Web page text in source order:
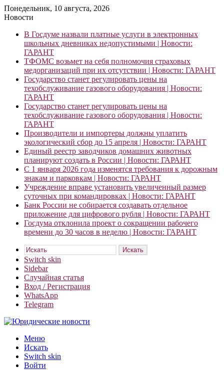
Понедельник, 10 августа, 2026
Новости
В Госдуме назвали платные услуги в электронных
школьных дневниках недопустимыми | Новости:
ГАРАНТ
ТФОМС возьмет на себя полномочия страховых
медорганизаций при их отсутствии | Новости: ГАРАНТ
Государство станет регулировать цены на
техобслуживание газового оборудования | Новости:
ГАРАНТ
Государство станет регулировать цены на
техобслуживание газового оборудования | Новости:
ГАРАНТ
Производители и импортеры должны уплатить
экологический сбор до 15 апреля | Новости: ГАРАНТ
Единый реестр заводчиков домашних животных
планируют создать в России | Новости: ГАРАНТ
С 1 января 2026 года изменятся требования к дорожным
знакам и парковкам | Новости: ГАРАНТ
Учреждение вправе установить увеличенный размер
суточных при командировках | Новости: ГАРАНТ
Банк России не собирается создавать отдельное
приложение для цифрового рубля | Новости: ГАРАНТ
Госдума отклонила проект о сокращении рабочего
времени до 30 часов в неделю | Новости: ГАРАНТ
Искать
Switch skin
Sidebar
Случайная статья
Вход / Регистрация
WhatsApp
Telegram
Меню
Искать
Switch skin
Войти